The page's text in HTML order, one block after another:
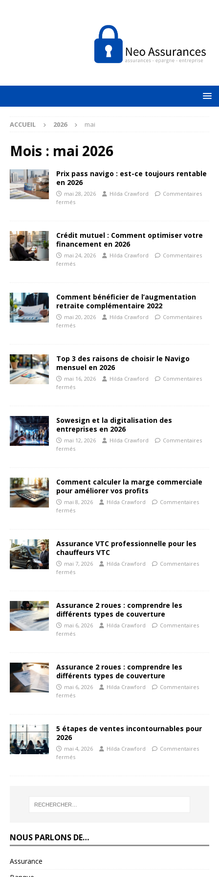
ACCUEIL 2026 mai
Mois : mai 2026
Prix pass navigo : est-ce toujours rentable
en 2026
mai 28, 2026 Hilda Crawford
Commentaires
fermés
Crédit mutuel : Comment optimiser votre
financement en 2026
mai 24, 2026 Hilda Crawford
Commentaires
fermés
Comment bénéficier de l’augmentation
retraite complémentaire 2022
mai 20, 2026 Hilda Crawford
Commentaires
fermés
Top 3 des raisons de choisir le Navigo
mensuel en 2026
mai 16, 2026 Hilda Crawford
Commentaires
fermés
Sowesign et la digitalisation des
entreprises en 2026
mai 12, 2026 Hilda Crawford
Commentaires
fermés
Comment calculer la marge commerciale
pour améliorer vos profits
mai 8, 2026 Hilda Crawford
Commentaires
fermés
Assurance VTC professionnelle pour les
chauffeurs VTC
mai 7, 2026 Hilda Crawford
Commentaires
fermés
Assurance 2 roues : comprendre les
différents types de couverture
mai 6, 2026 Hilda Crawford
Commentaires
fermés
Assurance 2 roues : comprendre les
différents types de couverture
mai 6, 2026 Hilda Crawford
Commentaires
fermés
5 étapes de ventes incontournables pour
2026
mai 4, 2026 Hilda Crawford
Commentaires
fermés
NOUS PARLONS DE…
Assurance